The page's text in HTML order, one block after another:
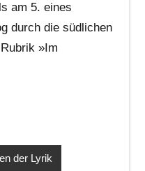
am 5. eines
durch die südlichen
»Im
der Lyrik